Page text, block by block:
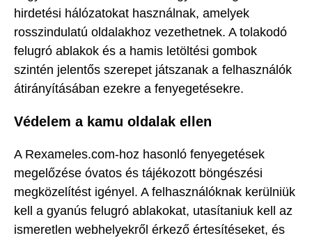
hirdetési hálózatokat használnak, amelyek
rosszindulatú oldalakhoz vezethetnek. A tolakodó
felugró ablakok és a hamis letöltési gombok
szintén jelentős szerepet játszanak a felhasználók
átirányításában ezekre a fenyegetésekre.
Védelem a kamu oldalak ellen
A Rexameles.com-hoz hasonló fenyegetések
megelőzése óvatos és tájékozott böngészési
megközelítést igényel. A felhasználóknak kerülniük
kell a gyanús felugró ablakokat, utasítaniuk kell az
ismeretlen webhelyekről érkező értesítéseket, és